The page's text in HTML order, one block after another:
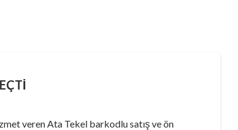
veren Ata Tekel barkodlu satış ve ön